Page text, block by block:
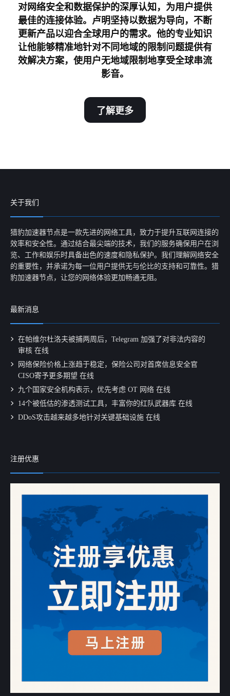
对网络安全和数据保护的深厚认知，为用户提供
最佳的连接体验。卢明坚持以数据为导向，不断
更新产品以迎合全球用户的需求。他的专业知识
让他能够精准地针对不同地域的限制问题提供有
效解决方案，使用户无地域限制地享受全球串流
影音。
了解更多
关于我们
猎豹加速器节点是一款先进的网络工具，致力于提升互联网连接的
效率和安全性。通过结合最尖端的技术，我们的服务确保用户在浏
览、工作和娱乐时具备出色的速度和隐私保护。我们理解网络安全
的重要性，并承诺为每一位用户提供无与伦比的支持和可靠性。猎
豹加速器节点，让您的网络体验更加畅通无阻。
最新消息
在帕维尔杜洛夫被捕两周后，Telegram 加强了对非法内容的
审核 在线
网络保险价格上涨趋于稳定，保险公司对首席信息安全官
CISO寄予更多期望 在线
九个国家安全机构表示，优先考虑 OT 网络 在线
14个被低估的渗透测试工具，丰富你的红队武器库 在线
DDoS攻击越来越多地针对关键基础设施 在线
注册优惠